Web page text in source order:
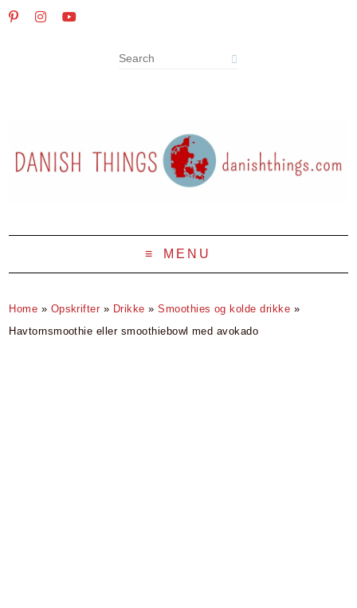
MENU
Home » Opskrifter » Drikke »Smoothies og kolde drikke »
Havtornsmoothie eller smoothiebowl med avokado